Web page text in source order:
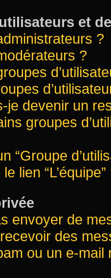
et
?
?
je devenir un
groupes
“Groupe
lien “L’équipe”
envoyer de
des
ou un e-